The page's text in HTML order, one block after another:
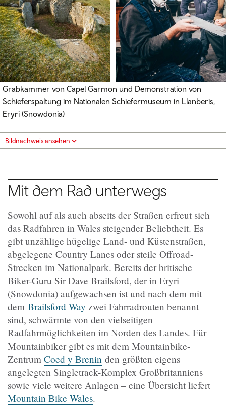
Grabkammer von Capel Garmon und Demonstration von
Schieferspaltung im Nationalen Schiefermuseum in Llanberis,
Eryri (Snowdonia)
Bildnachweis ansehen
Mit dem Rad unterwegs
Sowohl auf als auch abseits der Straßen erfreut sich
das Radfahren in Wales steigender Beliebtheit. Es
gibt unzählige hügelige Land- und Küstenstraßen,
abgelegene Country Lanes oder steile Offroad-
Strecken im Nationalpark. Bereits der britische
Biker-Guru Sir Dave Brailsford, der in Eryri
(Snowdonia) aufgewachsen ist und nach dem mit
dem Brailsford Way zwei Fahrradrouten benannt
sind, schwärmte von den vielseitigen
Radfahrmöglichkeiten im Norden des Landes. Für
Mountainbiker gibt es mit dem Mountainbike-
Zentrum Coed y Brenin den größten eigens
angelegten Singletrack-Komplex Großbritanniens
sowie viele weitere Anlagen – eine Übersicht liefert
Mountain Bike Wales.